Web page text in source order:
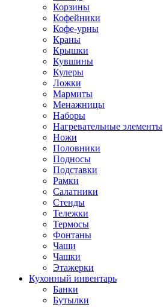
Корзины
Кофейники
Кофе-урны
Краны
Крышки
Кувшины
Кулеры
Ложки
Мармиты
Менажницы
Наборы
Нагревательные элементы
Ножи
Половники
Подносы
Подставки
Рамки
Салатники
Стенды
Тележки
Термосы
Фонтаны
Чаши
Чашки
Этажерки
Кухонный инвентарь
Банки
Бутылки